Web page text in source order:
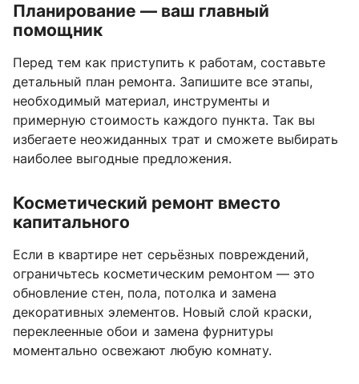
Планирование — ваш главный
помощник
Перед тем как приступить к работам, составьте
детальный план ремонта. Запишите все этапы,
необходимый материал, инструменты и
примерную стоимость каждого пункта. Так вы
избегаете неожиданных трат и сможете выбирать
наиболее выгодные предложения.
Косметический ремонт вместо
капитального
Если в квартире нет серьёзных повреждений,
ограничьтесь косметическим ремонтом — это
обновление стен, пола, потолка и замена
декоративных элементов. Новый слой краски,
переклеенные обои и замена фурнитуры
моментально освежают любую комнату.